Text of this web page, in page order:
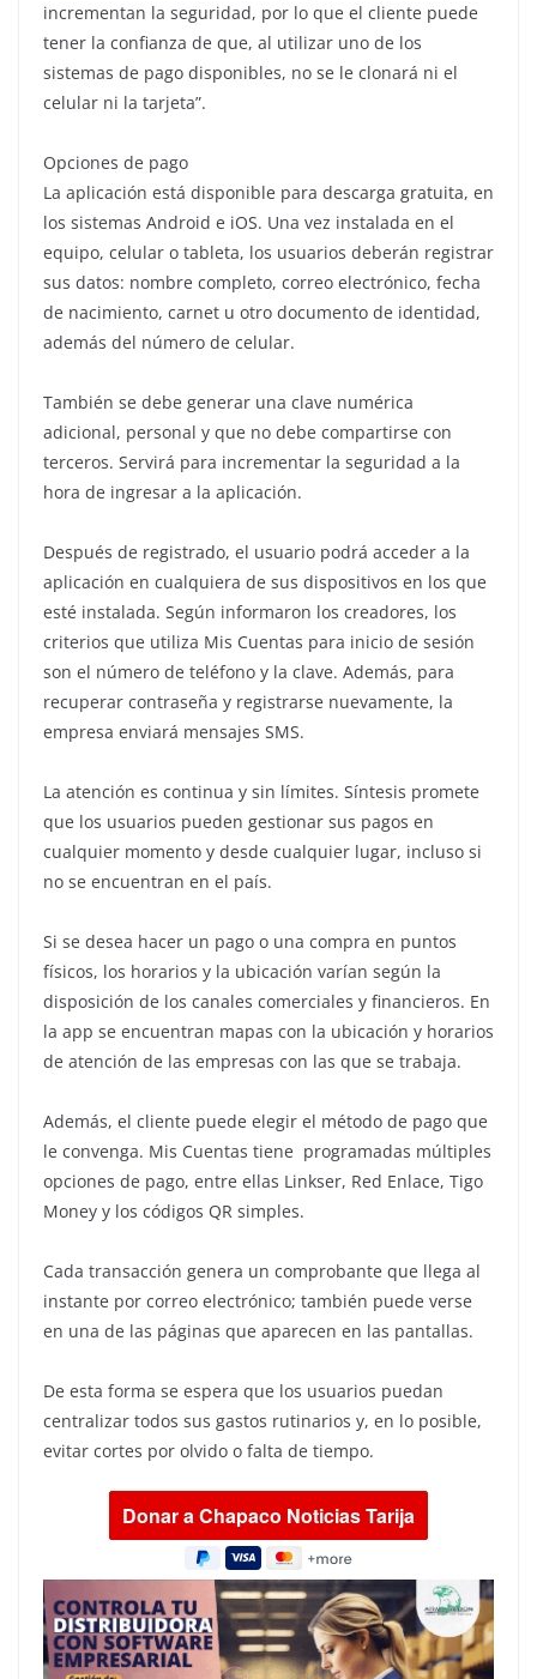
incrementan la seguridad, por lo que el cliente puede
tener la confianza de que, al utilizar uno de los
sistemas de pago disponibles, no se le clonará ni el
celular ni la tarjeta”.
Opciones de pago
La aplicación está disponible para descarga gratuita, en
los sistemas Android e iOS. Una vez instalada en el
equipo, celular o tableta, los usuarios deberán registrar
sus datos: nombre completo, correo electrónico, fecha
de nacimiento, carnet u otro documento de identidad,
además del número de celular.
También se debe generar una clave numérica
adicional, personal y que no debe compartirse con
terceros. Servirá para incrementar la seguridad a la
hora de ingresar a la aplicación.
Después de registrado, el usuario podrá acceder a la
aplicación en cualquiera de sus dispositivos en los que
esté instalada. Según informaron los creadores, los
criterios que utiliza Mis Cuentas para inicio de sesión
son el número de teléfono y la clave. Además, para
recuperar contraseña y registrarse nuevamente, la
empresa enviará mensajes SMS.
La atención es continua y sin límites. Síntesis promete
que los usuarios pueden gestionar sus pagos en
cualquier momento y desde cualquier lugar, incluso si
no se encuentran en el país.
Si se desea hacer un pago o una compra en puntos
físicos, los horarios y la ubicación varían según la
disposición de los canales comerciales y financieros. En
la app se encuentran mapas con la ubicación y horarios
de atención de las empresas con las que se trabaja.
Además, el cliente puede elegir el método de pago que
le convenga. Mis Cuentas tiene programadas múltiples
opciones de pago, entre ellas Linkser, Red Enlace, Tigo
Money y los códigos QR simples.
Cada transacción genera un comprobante que llega al
instante por correo electrónico; también puede verse
en una de las páginas que aparecen en las pantallas.
De esta forma se espera que los usuarios puedan
centralizar todos sus gastos rutinarios y, en lo posible,
evitar cortes por olvido o falta de tiempo.